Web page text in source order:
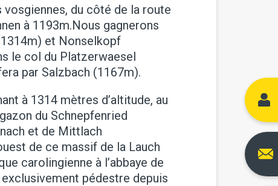
du côté de la route
à 1193m.Nous gagnerons
et Nonselkopf
le col du Platzerwaesel
par Salzbach (1167m).
à 1314 mètres d’altitude, au
du Schnepfenried
et de Mittlach
de ce massif de la Lauch
carolingienne à l’abbaye de
pédestre depuis